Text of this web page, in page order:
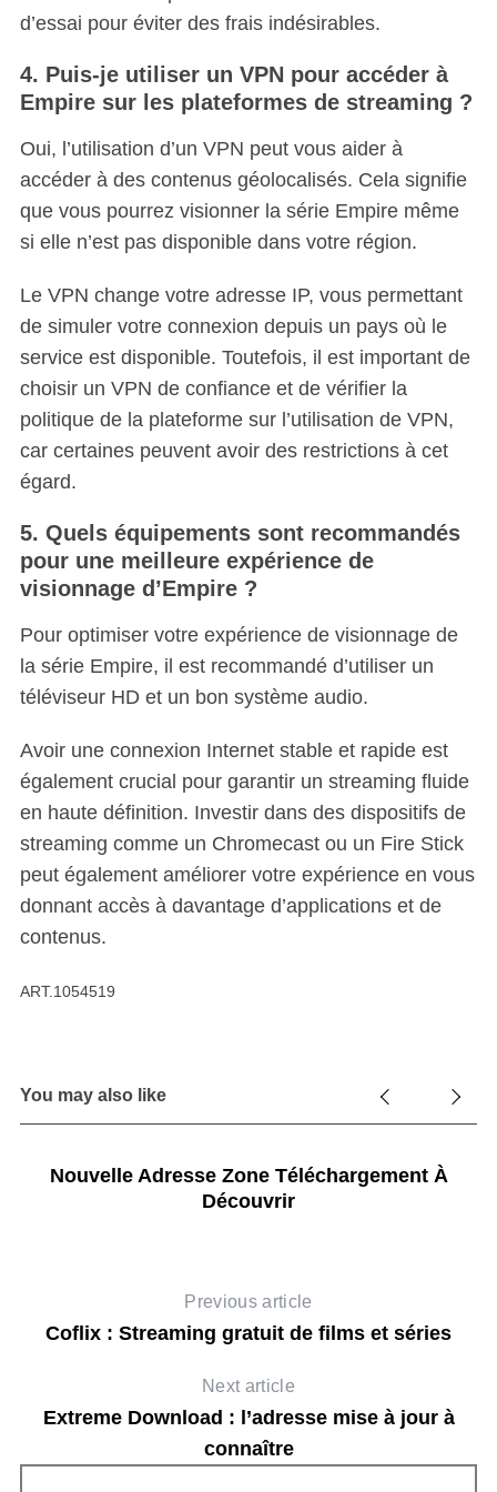
d’essai pour éviter des frais indésirables.
4. Puis-je utiliser un VPN pour accéder à
Empire sur les plateformes de streaming ?
Oui, l’utilisation d’un VPN peut vous aider à
accéder à des contenus géolocalisés. Cela signifie
que vous pourrez visionner la série Empire même
si elle n’est pas disponible dans votre région.
Le VPN change votre adresse IP, vous permettant
de simuler votre connexion depuis un pays où le
service est disponible. Toutefois, il est important de
choisir un VPN de confiance et de vérifier la
politique de la plateforme sur l’utilisation de VPN,
car certaines peuvent avoir des restrictions à cet
égard.
5. Quels équipements sont recommandés
pour une meilleure expérience de
visionnage d’Empire ?
Pour optimiser votre expérience de visionnage de
la série Empire, il est recommandé d’utiliser un
téléviseur HD et un bon système audio.
Avoir une connexion Internet stable et rapide est
également crucial pour garantir un streaming fluide
en haute définition. Investir dans des dispositifs de
streaming comme un Chromecast ou un Fire Stick
peut également améliorer votre expérience en vous
donnant accès à davantage d’applications et de
contenus.
ART.1054519
You may also like
Nouvelle Adresse Zone Téléchargement À
Découvrir
Previous article
Coflix : Streaming gratuit de films et séries
Next article
Extreme Download : l’adresse mise à jour à
connaître